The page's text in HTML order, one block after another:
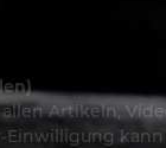
Artikeln,
Einwilligung